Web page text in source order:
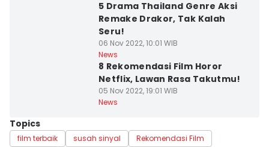
5 Drama Thailand Genre Aksi
Remake Drakor, Tak Kalah
Seru!
06 Nov 2022, 10:01 WIB
News
8 Rekomendasi Film Horor
Netflix, Lawan Rasa Takutmu!
05 Nov 2022, 19:01 WIB
News
Topics
film terbaik susah sinyal
Rekomendasi Film